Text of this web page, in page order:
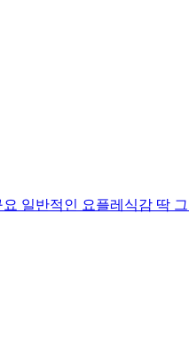
일반적인 요플레식감 딱